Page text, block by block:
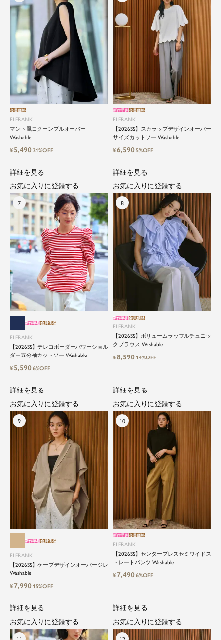
ELFRANK
マント風コクーンプルオーバー
Washable
会員価格
¥5,49021%OFF
ELFRANK
【2026SS】スカラップデザインオーバー
サイズカットソー Washable
新作早割会員価格
¥6,5905%OFF
ELFRANK
【2026SS】テレコボーダーパワーショル
ダー五分袖カットソー Washable
新作早割会員価格
¥5,5906%OFF
詳細を見る
お気に入りに登録する
ELFRANK
【2026SS】ボリュームラッフルチュニッ
クブラウス Washable
新作早割会員価格
¥8,590 14%OFF
詳細を見る
お気に入りに登録する
ELFRANK
【2026SS】ケープデザインオーバージレ
Washable
新作早割会員価格
¥7,990 15%OFF
詳細を見る
お気に入りに登録する
ELFRANK
【2026SS】センタープレスセミワイドス
トレートパンツ Washable
新作早割会員価格
¥7,4906%OFF
詳細を見る
お気に入りに登録する
詳細を見る
お気に入りに登録する
詳細を見る
お気に入りに登録する